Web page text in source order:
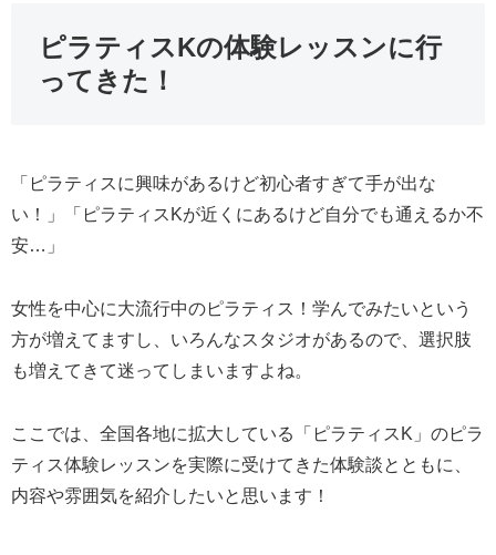
ピラティスKの体験レッスンに行
ってきた！
「ピラティスに興味があるけど初心者すぎて手が出な
い！」「ピラティスKが近くにあるけど自分でも通えるか不
安…」
女性を中心に大流行中のピラティス！学んでみたいという
方が増えてますし、いろんなスタジオがあるので、選択肢
も増えてきて迷ってしまいますよね。
ここでは、全国各地に拡大している「ピラティスK」のピラ
ティス体験レッスンを実際に受けてきた体験談とともに、
内容や雰囲気を紹介したいと思います！